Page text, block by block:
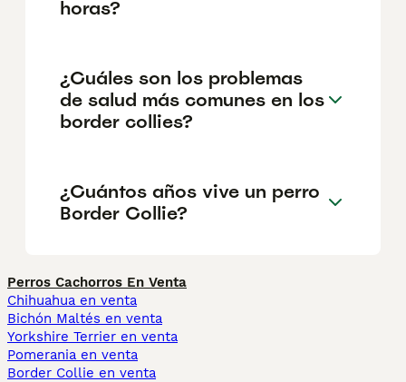
horas?
¿Cuáles son los problemas
de salud más comunes en los
border collies?
¿Cuántos años vive un perro
Border Collie?
Perros Cachorros En Venta
Chihuahua en venta
Bichón Maltés en venta
Yorkshire Terrier en venta
Pomerania en venta
Border Collie en venta